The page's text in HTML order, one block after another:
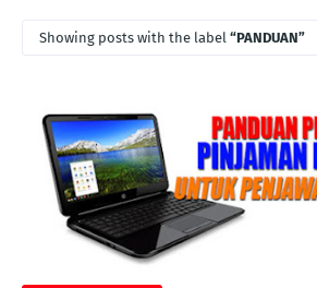
Showing posts with the label PANDUAN